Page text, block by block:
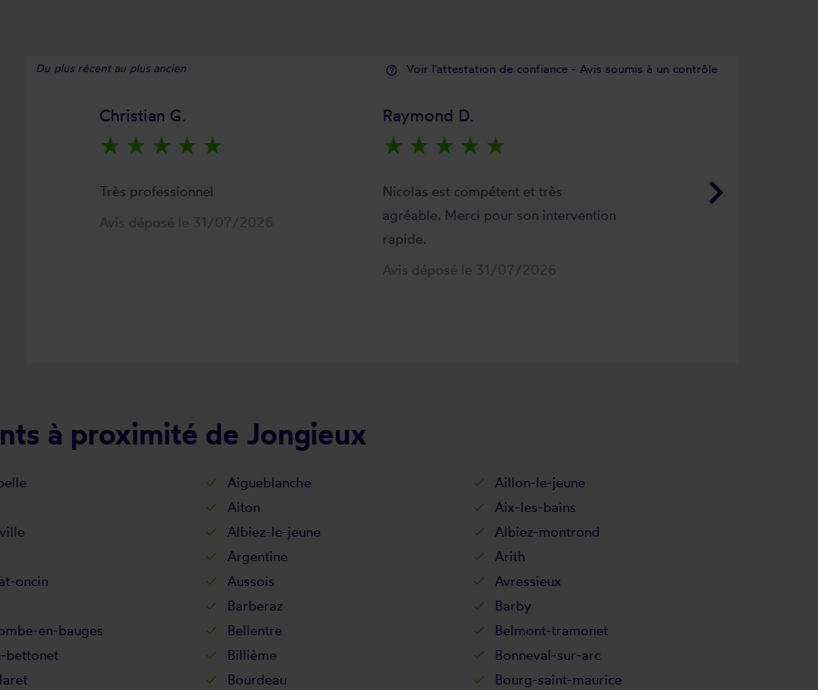
Du plus récent au plus ancien help_outline Voir l'attestation de confiance - Avis soumis à un contrôle
keyboard_arrow_right
Christian G.
star_rate star_rate star_rate star_rate star_rate
Très professionnel
Avis déposé le 31/07/2026
Raymond D.
star_rate star_rate star_rate star_rate star_rate
Nicolas est compétent et très
agréable. Merci pour son intervention
rapide.
Avis déposé le 31/07/2026
à proximité de Jongieux
Aigueblanche
Aillon-le-jeune
Aiton
Aix-les-bains
Albiez-le-jeune
Albiez-montrond
Argentine
Arith
oncin Aussois
Avressieux
Barberaz
Barby
en-bauges Bellentre
Belmont-tramonet
bettonet Billième
Bonneval-sur-arc
Bourdeau
Bourg-saint-maurice